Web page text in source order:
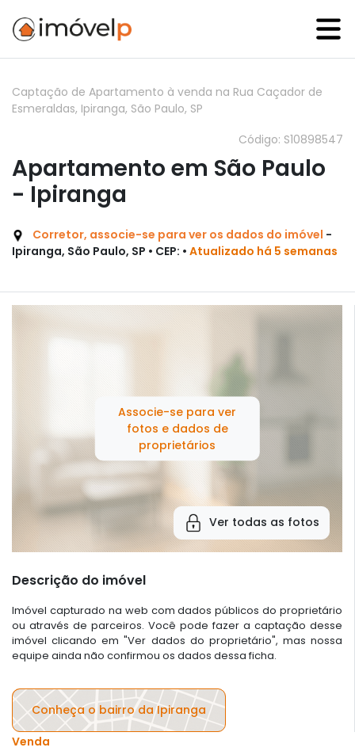
Captação de Apartamento à venda na Rua Caçador de
Esmeraldas, Ipiranga, São Paulo, SP
Código: S10898547
Apartamento em São Paulo
- Ipiranga
Corretor, associe-se para ver os dados do imóvel -
Ipiranga, São Paulo, SP • CEP: • Atualizado há 5 semanas
Associe-se para ver
fotos e dados de
proprietários
Ver todas as fotos
Descrição do imóvel
Imóvel capturado na web com dados públicos do proprietário
ou através de parceiros. Você pode fazer a captação desse
imóvel clicando em "Ver dados do proprietário", mas nossa
equipe ainda não confirmou os dados dessa ficha.
Conheça o bairro da Ipiranga
Venda